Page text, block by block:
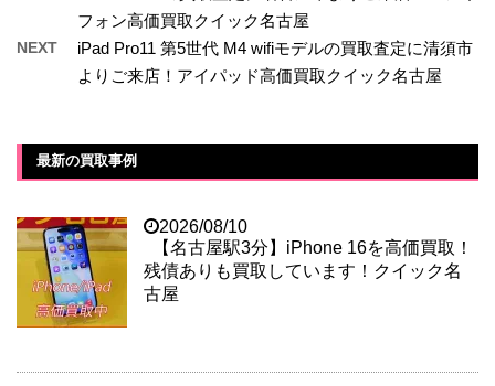
フォン高価買取クイック名古屋
NEXT
iPad Pro11 第5世代 M4 wifiモデルの買取査定に清須市
よりご来店！アイパッド高価買取クイック名古屋
最新の買取事例
2026/08/10
【名古屋駅3分】iPhone 16を高価買取！
残債ありも買取しています！クイック名
古屋